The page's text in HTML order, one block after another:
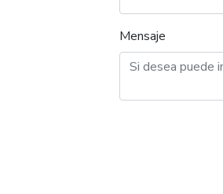
Mensaje